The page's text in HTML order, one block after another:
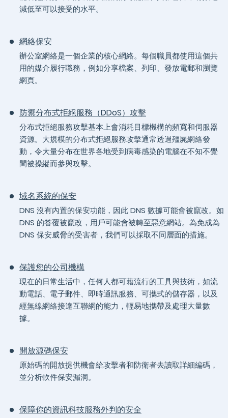
減低至可以接受的水平。
網絡保安
辦公室網絡是一個企業的核心網絡。每個職員都使用這個共
用的媒介履行職務，例如分享檔案、列印、發放電郵和瀏覽
網頁。
防禦分布式拒絕服務（DDoS）攻擊
分布式拒絕服務攻擊基本上會消耗目標機構的頻寬和伺服器
資源。大規模的分布式拒絕服務攻擊通常透過殭屍網絡發
動，令大量分布在世界各地受到病毒感染的電腦在不知不覺
間被操縱而參與攻擊。
域名系統的保安
DNS 沒有內置的保安功能，因此 DNS 數據可能會被竄改。如
DNS 的答覆被竄改，用戶可能會被轉至惡意網站。為免成為
DNS 保安威脅的受害者，我們可以採取不同層面的措施。
保護您的公司機構
現在的日常生活中，任何人都可藉流行的工具與技術，如流
動電話、電子郵件、即時通訊服務、可攜式的儲存器，以及
經無線網絡接達互聯網的能力，輕易地攜帶及處理大量數
據。
開放源碼保安
原始碼的開放提供機會給攻擊者和防衛者去讀取詳細編碼，
並分析軟件保安漏洞。
保障你的資訊科技服務外判的安全